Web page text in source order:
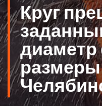
Круг
диаметр
размеры